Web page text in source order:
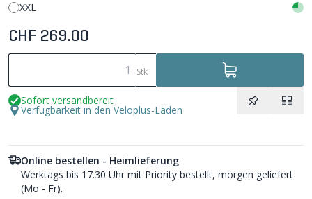
XXL
CHF 269.00
Stk
Sofort versandbereit
Verfügbarkeit in den Veloplus-Läden
Online bestellen - Heimlieferung
Werktags bis 17.30 Uhr mit Priority bestellt, morgen geliefert
(Mo - Fr).